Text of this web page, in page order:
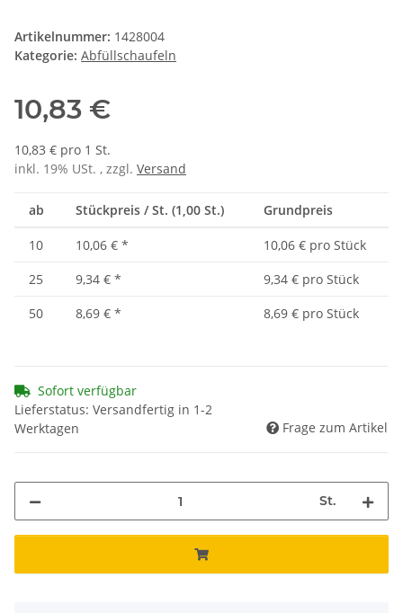
Artikelnummer: 1428004
Kategorie: Abfüllschaufeln
10,83 €
10,83 € pro 1 St.
inkl. 19% USt. , zzgl. Versand
ab Stückpreis / St. (1,00 St.) Grundpreis
10 10,06 € *
10,06 € pro Stück
25
9,34 € *
9,34 € pro Stück
50
8,69 € * 8,69 € pro Stück
Sofort verfügbar
Lieferstatus: Versandfertig in 1-2
Werktagen
Frage zum Artikel
St.